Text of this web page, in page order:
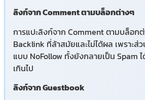
ลิงก์จาก Comment ตามบล็อกต่างๆ
การแปะลิงก์จาก Comment ตามบล็อกต่
Backlink ที่ล้าสมัยและไม่ได้ผล เพราะส่
แบบ NoFollow ทั้งยังกลายเป็น Spam
เกินไป
ลิงก์จาก Guestbook